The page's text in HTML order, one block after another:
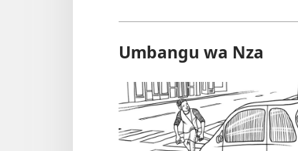
Umbangu wa Nza